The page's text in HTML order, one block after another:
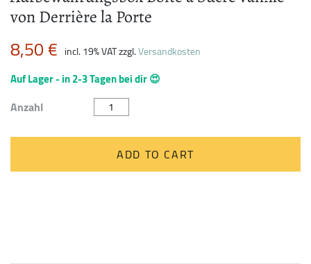
von Derrière la Porte
8,50€ incl. 19% VATzzgl.Versandkosten
Auf Lager - in 2-3 Tagen bei dir 😍
Anzahl Aufbewahrungsbox
Boite
Sucre
vanille
Derrière
ADD TO CART